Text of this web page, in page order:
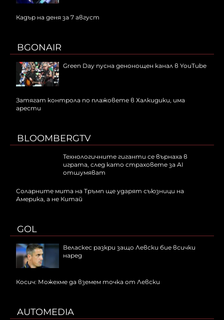
Кадър на деня за 7 август
BGONAIR
Green Day пусна денонощен канал в YouTube
Затягат контрола по плажовете в Халкидики, има
арести
BLOOMBERGTV
Технологичните гиганти се върнаха в
играта, след като страховете за AI
отшумяват
Соларните мита на Тръмп ще ударят съюзници на
Америка, а не Китай
GOL
Веласкес разкри защо Левски бие всички
наред
Косич: Можехме да вземем точка от Левски
AUTOMEDIA